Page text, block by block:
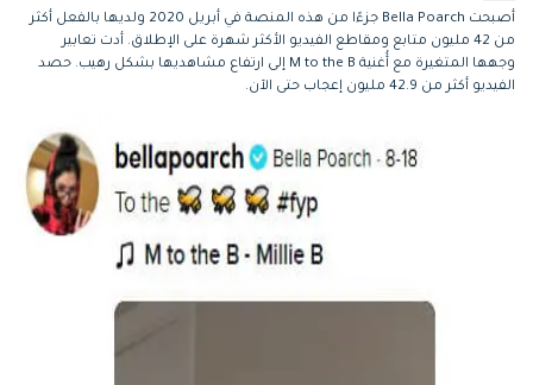
أصبحت Bella Poarch جزءًا من هذه المنصة في أبريل 2020 ولديها بالفعل أكثر
من 42 مليون متابع ومقاطع الفيديو الأكثر شهرة على الإطلاق. أدت تعابير
وجهها المتغيرة مع أُغنية M to the B إلى ارتفاع مشاهديها بشكل رهيب. حصد
الفيديو أكثر من 42.9 مليون إعجاب حتى الآن.